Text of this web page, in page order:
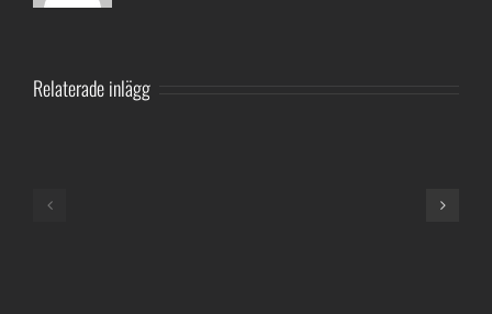
Relaterade inlägg